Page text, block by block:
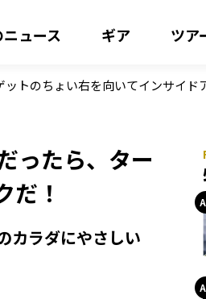
ュース ギア ツア
トのちょい右を向いてインサイド
ったら、ター
だ！
カラダにやさしい